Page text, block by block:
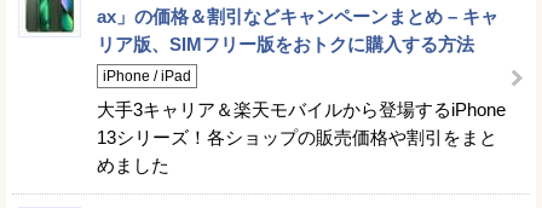
ax」の価格＆割引などキャンペーンまとめ – キャ
リア版、SIMフリー版をおトクに購入する方法
iPhone / iPad
大手3キャリア＆楽天モバイルから登場するiPhone
13シリーズ！各ショップの販売価格や割引をまと
めました